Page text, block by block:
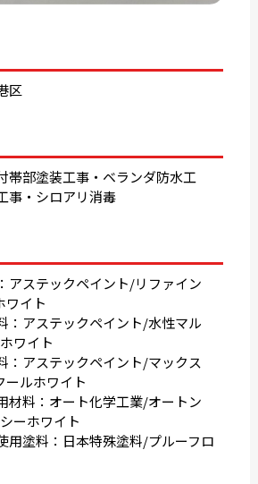
区
帯部塗装工事・ベランダ防水工
事・シロアリ消毒
アステックペイント/リファイン
ワイト
：アステックペイント/水性マル
ワイト
：アステックペイント/マックス
ールホワイト
材料：オート化学工業/オートン
ーホワイト
用塗料：日本特殊塗料/プルーフロ